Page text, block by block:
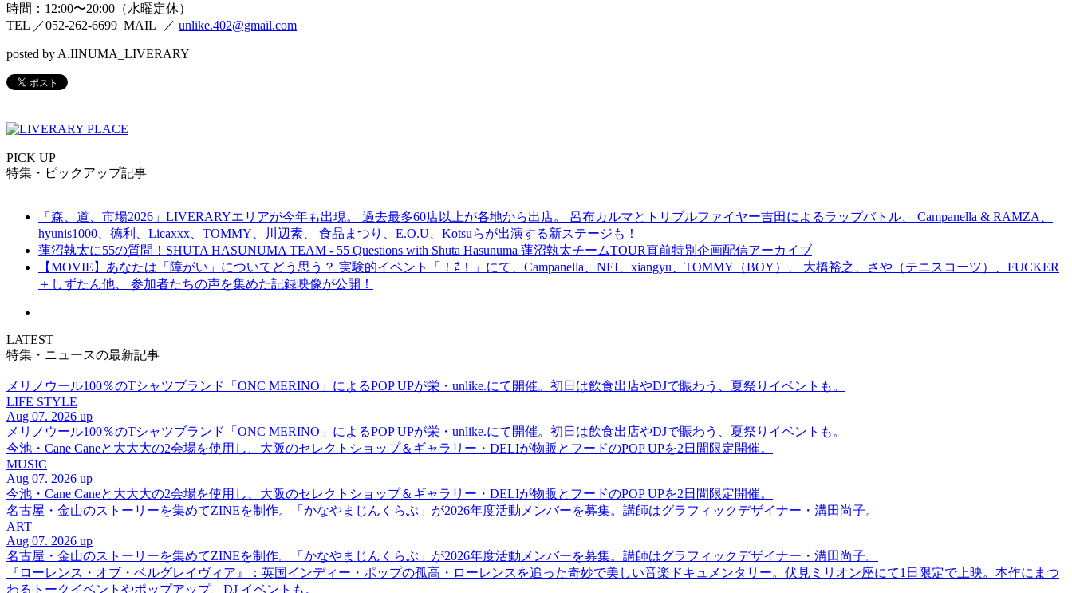
時間： 12:00〜20:00（水曜定休）
TEL ／052-262-6699 MAIL ／ unlike.402@gmail.com
posted by A.IINUMA_LIVERARY
PICK UP
特集・ピックアップ記事
「森、道、市場2026」LIVERARYエリアが今年も出現。 過去最多60店以上が各地から出店。 呂布カルマとトリプルファイヤー吉田によるラップバトル、 Campanella & RAMZA、
hyunis1000、徳利、Licaxxx、TOMMY、川辺素、 食品まつり、E.O.U、Kotsuらが出演する新ステージも！
蓮沼執太に55の質問！SHUTA HASUNUMA TEAM - 55 Questions with Shuta Hasunuma 蓮沼執太チームTOUR直前特別企画配信アーカイブ
【MOVIE】あなたは「障がい」についてどう思う？ 実験的イベント「！⇄！」にて、Campanella、NEI、xiangyu、TOMMY（BOY）、 大橋裕之、さや（テニスコーツ）、FUCKER
＋しずたん他、 参加者たちの声を集めた記録映像が公開！
LATEST
特集・ニュースの最新記事
メリノウール100％のTシャツブランド「ONC MERINO」によるPOP UPが栄・unlike.にて開催。初日は飲食出店やDJで賑わう、夏祭りイベントも。
LIFE STYLE
Aug 07. 2026 up
メリノウール100％のTシャツブランド「ONC MERINO」によるPOP UPが栄・unlike.にて開催。初日は飲食出店やDJで賑わう、夏祭りイベントも。
今池・Cane Caneと大大大の2会場を使用し、大阪のセレクトショップ＆ギャラリー・DELIが物販とフードのPOP UPを2日間限定開催。
MUSIC
Aug 07. 2026 up
今池・Cane Caneと大大大の2会場を使用し、大阪のセレクトショップ＆ギャラリー・DELIが物販とフードのPOP UPを2日間限定開催。
名古屋・金山のストーリーを集めてZINEを制作。「かなやまじんくらぶ」が2026年度活動メンバーを募集。講師はグラフィックデザイナー・溝田尚子。
ART
Aug 07. 2026 up
名古屋・金山のストーリーを集めてZINEを制作。「かなやまじんくらぶ」が2026年度活動メンバーを募集。講師はグラフィックデザイナー・溝田尚子。
『ローレンス・オブ・ベルグレイヴィア』：英国インディー・ポップの孤高・ローレンスを追った奇妙で美しい音楽ドキュメンタリー。伏見ミリオン座にて1日限定で上映。本作にまつ
わるトークイベントやポップアップ、DJ イベントも。